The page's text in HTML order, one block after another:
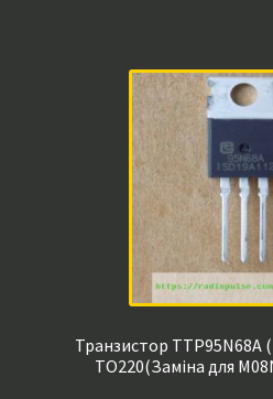
Транзистор TTP95N68A
TO220(Заміна для